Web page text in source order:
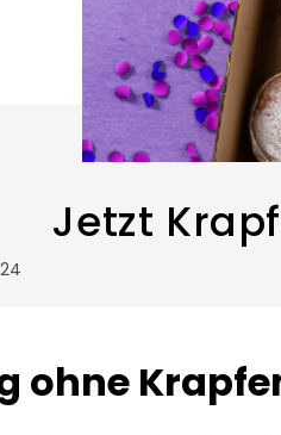
Jetzt
ohne